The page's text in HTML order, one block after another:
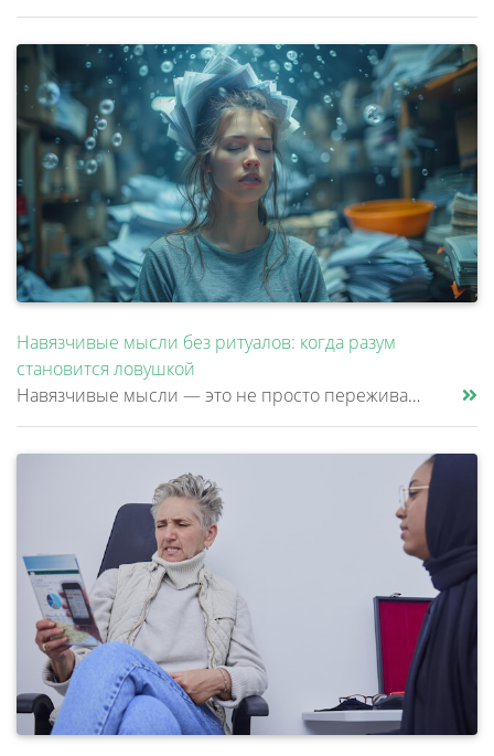
Навязчивые мысли без ритуалов: когда разум
становится ловушкой
Навязчивые мысли — это не просто переживания или тревоги, которые можно «отогнать» от себя. Эти мысли возникают против ж......